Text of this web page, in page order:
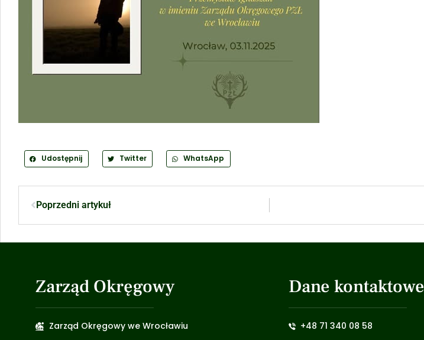
Udostępnij Twitter WhatsApp
Poprzedni artykuł
Zarząd Okręgowy
Zarząd Okręgowy we Wrocławiu
Dane kontaktowe
+48 71 340 08 58